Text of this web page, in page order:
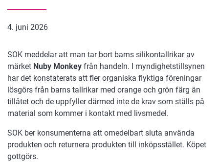
4. juni 2026
SOK meddelar att man tar bort barns silikontallrikar av
märket Nuby Monkey från handeln. I myndighetstillsynen
har det konstaterats att fler organiska flyktiga föreningar
lösgörs från barns tallrikar med orange och grön färg än
tillåtet och de uppfyller därmed inte de krav som ställs på
material som kommer i kontakt med livsmedel.
SOK ber konsumenterna att omedelbart sluta använda
produkten och returnera produkten till inköpsstället. Köpet
gottgörs.